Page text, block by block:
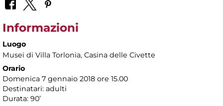
Informazioni
Luogo
Musei di Villa Torlonia, Casina delle Civette
Orario
Domenica 7 gennaio 2018 ore 15.00
Destinatari: adulti
Durata: 90’